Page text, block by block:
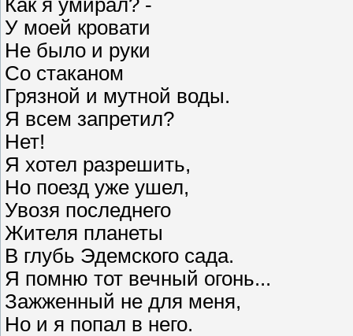
Как я умирал? -
У моей кровати
Не было и руки
Со стаканом
Грязной и мутной воды.
Я всем запретил?
Нет!
Я хотел разрешить,
Но поезд уже ушел,
Увозя последнего
Жителя планеты
В глубь Эдемского сада.
Я помню тот вечный огонь...
Зажженный не для меня,
Но и я попал в него.